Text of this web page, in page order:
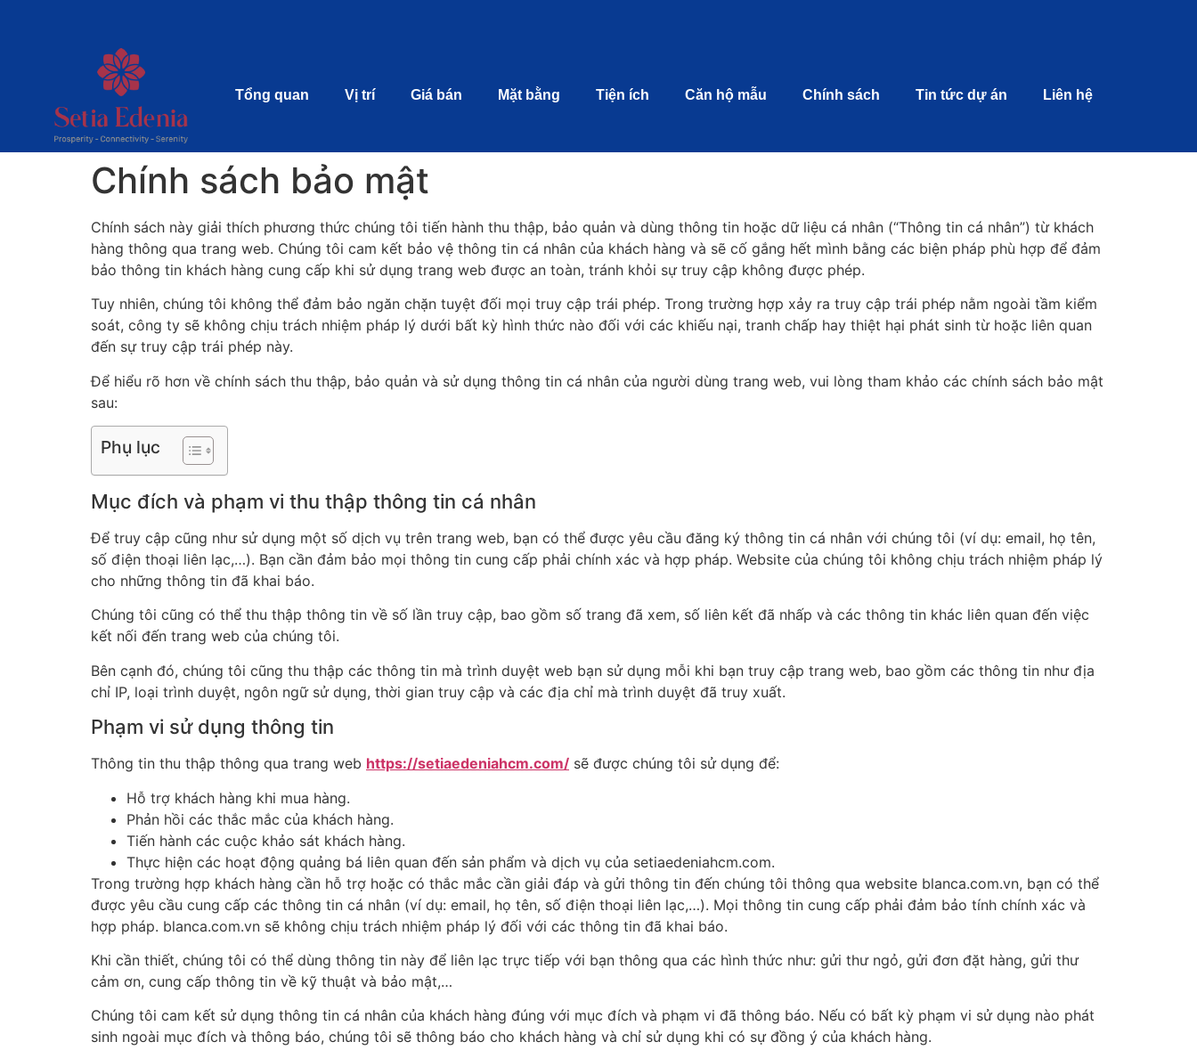
Tổng quan Vị trí Giá bán Mặt bằng Tiện ích Căn hộ mẫu Chính sách Tin tức dự án Liên hệ
Chính sách bảo mật
Chính sách này giải thích phương thức chúng tôi tiến hành thu thập, bảo quản và dùng thông tin hoặc dữ liệu cá nhân (“Thông tin cá nhân”) từ khách
hàng thông qua trang web. Chúng tôi cam kết bảo vệ thông tin cá nhân của khách hàng và sẽ cố gắng hết mình bằng các biện pháp phù hợp để đảm
bảo thông tin khách hàng cung cấp khi sử dụng trang web được an toàn, tránh khỏi sự truy cập không được phép.
Tuy nhiên, chúng tôi không thể đảm bảo ngăn chặn tuyệt đối mọi truy cập trái phép. Trong trường hợp xảy ra truy cập trái phép nằm ngoài tầm kiểm
soát, công ty sẽ không chịu trách nhiệm pháp lý dưới bất kỳ hình thức nào đối với các khiếu nại, tranh chấp hay thiệt hại phát sinh từ hoặc liên quan
đến sự truy cập trái phép này.
Để hiểu rõ hơn về chính sách thu thập, bảo quản và sử dụng thông tin cá nhân của người dùng trang web, vui lòng tham khảo các chính sách bảo mật
sau:
Phụ lục
Mục đích và phạm vi thu thập thông tin cá nhân
Để truy cập cũng như sử dụng một số dịch vụ trên trang web, bạn có thể được yêu cầu đăng ký thông tin cá nhân với chúng tôi (ví dụ: email, họ tên,
số điện thoại liên lạc,…). Bạn cần đảm bảo mọi thông tin cung cấp phải chính xác và hợp pháp. Website của chúng tôi không chịu trách nhiệm pháp lý
cho những thông tin đã khai báo.
Chúng tôi cũng có thể thu thập thông tin về số lần truy cập, bao gồm số trang đã xem, số liên kết đã nhấp và các thông tin khác liên quan đến việc
kết nối đến trang web của chúng tôi.
Bên cạnh đó, chúng tôi cũng thu thập các thông tin mà trình duyệt web bạn sử dụng mỗi khi bạn truy cập trang web, bao gồm các thông tin như địa
chỉ IP, loại trình duyệt, ngôn ngữ sử dụng, thời gian truy cập và các địa chỉ mà trình duyệt đã truy xuất.
Phạm vi sử dụng thông tin
Thông tin thu thập thông qua trang web https://setiaedeniahcm.com/ sẽ được chúng tôi sử dụng để:
Hỗ trợ khách hàng khi mua hàng.
Phản hồi các thắc mắc của khách hàng.
Tiến hành các cuộc khảo sát khách hàng.
Thực hiện các hoạt động quảng bá liên quan đến sản phẩm và dịch vụ của setiaedeniahcm.com.
Trong trường hợp khách hàng cần hỗ trợ hoặc có thắc mắc cần giải đáp và gửi thông tin đến chúng tôi thông qua website blanca.com.vn, bạn có thể
được yêu cầu cung cấp các thông tin cá nhân (ví dụ: email, họ tên, số điện thoại liên lạc,…). Mọi thông tin cung cấp phải đảm bảo tính chính xác và
hợp pháp. blanca.com.vn sẽ không chịu trách nhiệm pháp lý đối với các thông tin đã khai báo.
Khi cần thiết, chúng tôi có thể dùng thông tin này để liên lạc trực tiếp với bạn thông qua các hình thức như: gửi thư ngỏ, gửi đơn đặt hàng, gửi thư
cảm ơn, cung cấp thông tin về kỹ thuật và bảo mật,…
Chúng tôi cam kết sử dụng thông tin cá nhân của khách hàng đúng với mục đích và phạm vi đã thông báo. Nếu có bất kỳ phạm vi sử dụng nào phát
sinh ngoài mục đích và thông báo, chúng tôi sẽ thông báo cho khách hàng và chỉ sử dụng khi có sự đồng ý của khách hàng.